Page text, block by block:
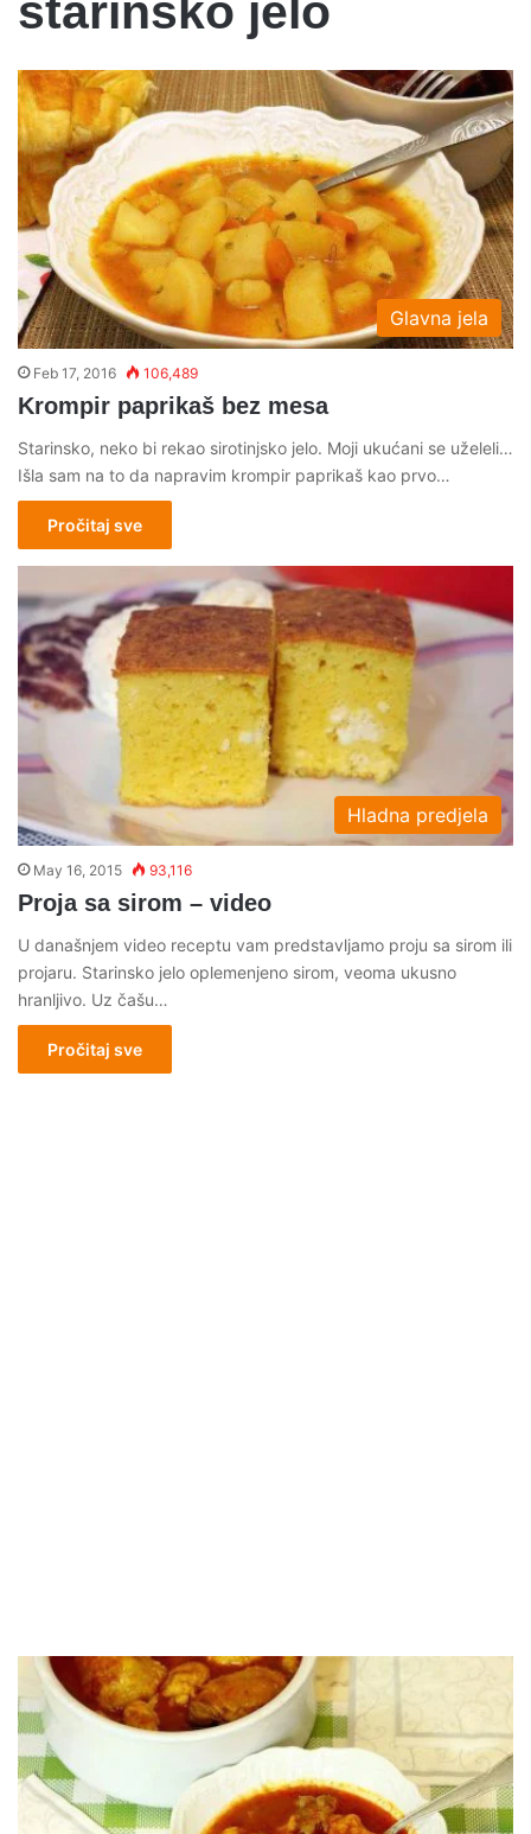
starinsko jelo
Glavna jela
Feb 17, 2016 106,489
Krompir paprikaš bez mesa
Starinsko, neko bi rekao sirotinjsko jelo. Moji ukućani se uželeli…
Išla sam na to da napravim krompir paprikaš kao prvo…
Pročitaj sve
Hladna predjela
May 16, 2015 93,116
Proja sa sirom – video
U današnjem video receptu vam predstavljamo proju sa sirom ili
projaru. Starinsko jelo oplemenjeno sirom, veoma ukusno
hranljivo. Uz čašu…
Pročitaj sve